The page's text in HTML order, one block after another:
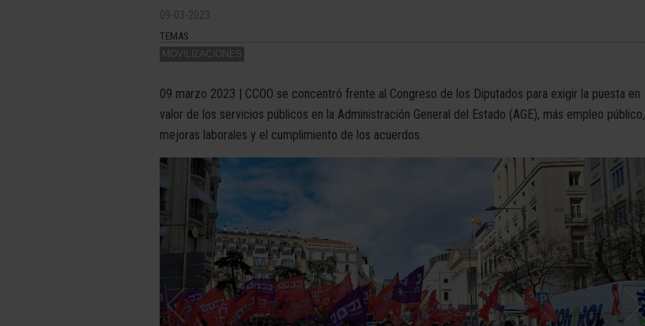
09-03-2023
TEMAS
MOVILIZACIONES
09 marzo 2023 | CCOO se concentró frente al Congreso de los Diputados para exigir la puesta en
valor de los servicios públicos en la Administración General del Estado (AGE), más empleo público,
mejoras laborales y el cumplimiento de los acuerdos.